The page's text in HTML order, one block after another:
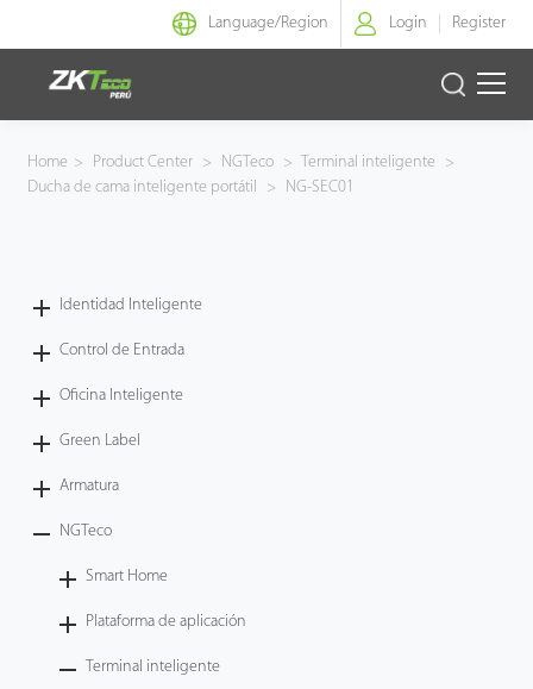
Language/Region Login Register
Identidad Inteligente
Armatura
NGTeco
Tecnología
Soporte
Home > Product Center > NGTeco > Terminal inteligente
>
Ducha de cama inteligente portátil
> NG-SEC01
Identidad Inteligente
Control de Entrada
Oficina Inteligente
Green Label
Armatura
NGTeco
Smart Home
Plataforma de aplicación
Terminal inteligente